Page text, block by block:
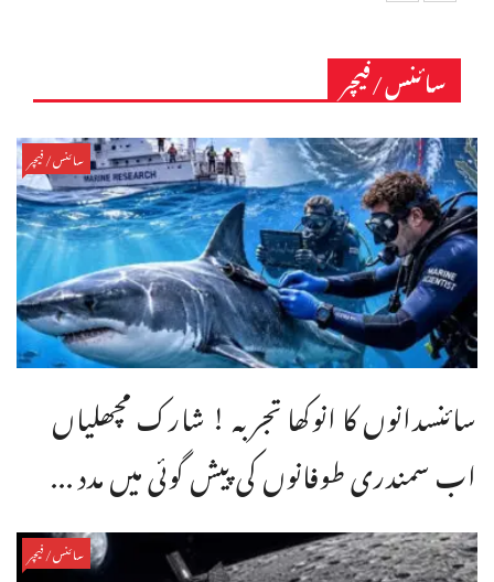
سائنس/فیچر
سائنس/فیچر
سائنسدانوں کا انوکھا تجربہ ! شارک مچھلیاں
اب سمندری طوفانوں کی پیش گوئی میں مدد ...
سائنس/فیچر